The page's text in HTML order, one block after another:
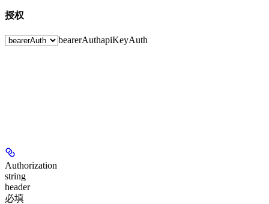
授权
bearerAuthapiKeyAuth
Authorization
string
header
必填